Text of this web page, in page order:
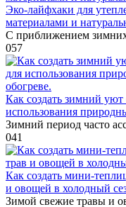
Эко-лайфхаки для
материалами и
С приближением
057
Как создать зимний
использования
Зимний период часто
041
Как создать мини-
и овощей в холодный
Зимой свежие травы и